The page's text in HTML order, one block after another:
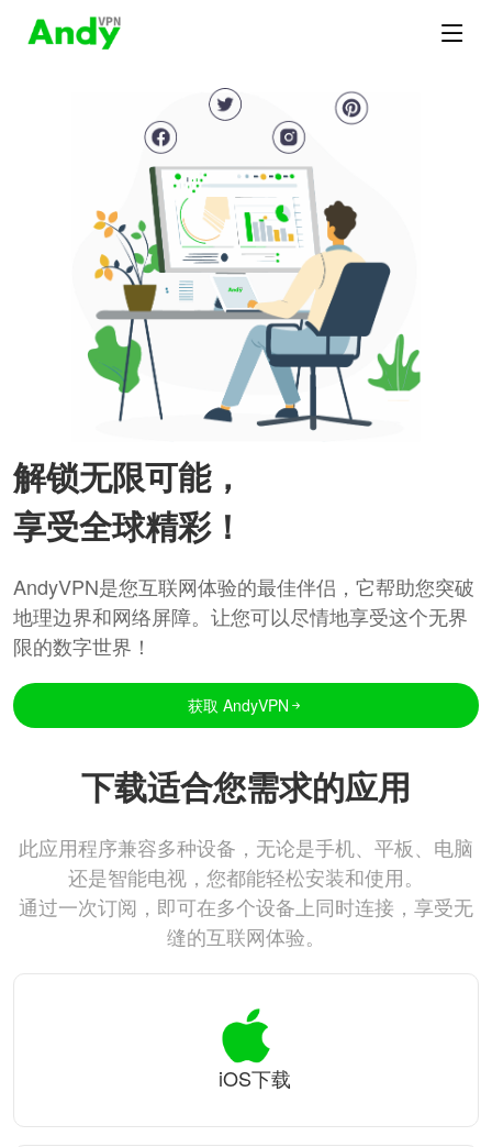
解锁无限可能，
享受全球精彩！
AndyVPN是您互联网体验的最佳伴侣，它帮助您突破
地理边界和网络屏障。让您可以尽情地享受这个无界
限的数字世界！
获取 AndyVPN
下载适合您需求的应用
此应用程序兼容多种设备，无论是手机、平板、电脑
还是智能电视，您都能轻松安装和使用。
通过一次订阅，即可在多个设备上同时连接，享受无
缝的互联网体验。
iOS下载